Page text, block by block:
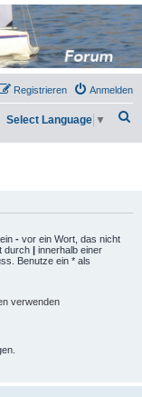
Anmelden
Registrieren
Select Language ▼
- vor ein Wort, das nicht
durch | innerhalb einer
Benutze ein * als
verwenden